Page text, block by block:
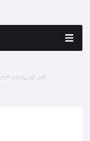
අනාවැකියක්